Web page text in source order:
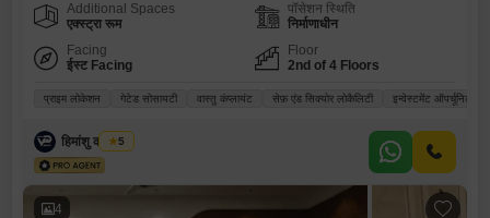
Additional Spaces
एक्स्ट्रा रूम
पॉसेशन स्थिति
निर्माणाधीन
Facing
ईस्ट Facing
Floor
2nd of 4 Floors
प्राइम लोकेशन गेटेड सोसायटी वास्तु कंप्लायंट सेफ़ एंड सिक्योर लोकैलिटी इन्वेस्टमेंट ऑपर्चूनिटी
हिमांशु कादियान
5
4